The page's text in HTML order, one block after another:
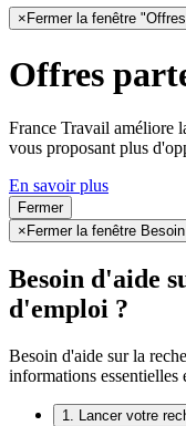
× Fermer la fenêtre
Offres
France Travail améliore
vous proposant plus
En savoir plus
Fermer
× Fermer la fenêtre
Besoin d'aide
d'emploi ?
Besoin d'aide sur la
informations essentielles
1. Lancer votre